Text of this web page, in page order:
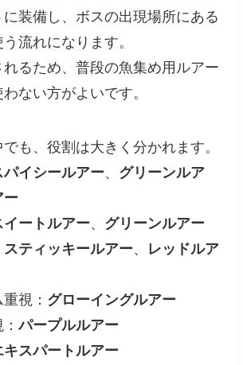
装備し、ボスの出現場所にある
流れになります。
るため、普段の魚集め用ルアー
ない方がよいです。
も、役割は大きく分かれます。
パイシールアー、 グリーンルア
ー
イートルアー、 グリーンルアー
スティッキールアー、 レッドルア
視： グローイングルアー
：パープルルアー
キスパートルアー